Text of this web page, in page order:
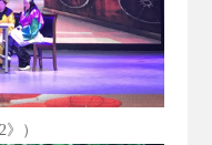
》）